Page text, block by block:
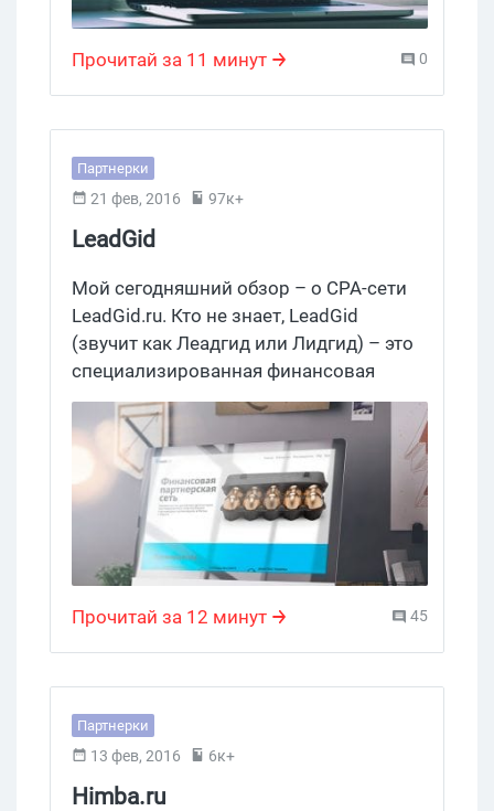
Прочитай за 11 минут 0
Партнерки
21 фев, 2016 97к+
LeadGid
Мой сегодняшний обзор – о CPA-сети
LeadGid.ru. Кто не знает, LeadGid
(звучит как Леадгид или Лидгид) – это
специализированная финансовая
партнерка, концентрирующая свои
усилия на монетизации кредитного
трафика. Итак, обо всем по порядку.
Прочитай за 12 минут 45
Партнерки
13 фев, 2016 6к+
Himba.ru